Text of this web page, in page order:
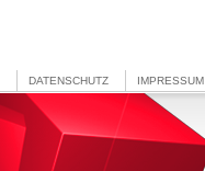
DATENSCHUTZ IMPRESSUM